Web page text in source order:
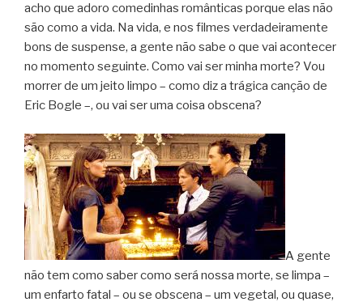
acho que adoro comedinhas românticas porque elas não
são como a vida. Na vida, e nos filmes verdadeiramente
bons de suspense, a gente não sabe o que vai acontecer
no momento seguinte. Como vai ser minha morte? Vou
morrer de um jeito limpo – como diz a trágica canção de
Eric Bogle –, ou vai ser uma coisa obscena?
A gente
não tem como saber como será nossa morte, se limpa –
um enfarto fatal – ou se obscena – um vegetal, ou quase,